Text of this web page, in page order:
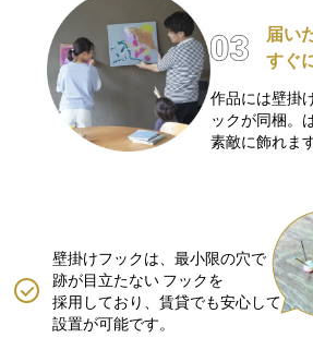
届い
すぐ
作品には壁掛
ックが同梱。
素敵に飾れます
壁掛けフックは、最小限の穴で
跡が目立たない フックを
採用しており、賃貸でも安心して
設置が可能です。